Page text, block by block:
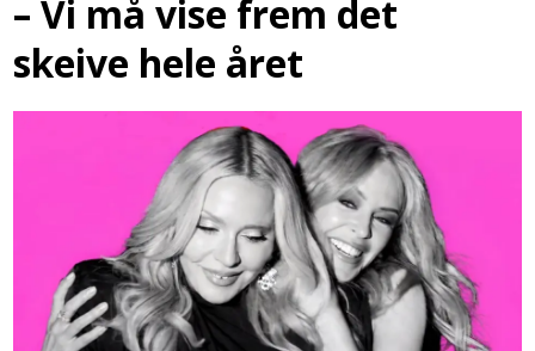
– Vi må vise frem det
skeive hele året